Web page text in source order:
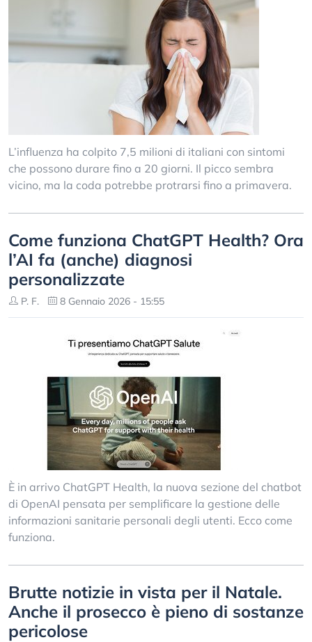
L’influenza ha colpito 7,5 milioni di italiani con sintomi
che possono durare fino a 20 giorni. Il picco sembra
vicino, ma la coda potrebbe protrarsi fino a primavera.
Come funziona ChatGPT Health? Ora
l’AI fa (anche) diagnosi
personalizzate
P. F. 8 Gennaio 2026 - 15:55
È in arrivo ChatGPT Health, la nuova sezione del chatbot
di OpenAI pensata per semplificare la gestione delle
informazioni sanitarie personali degli utenti. Ecco come
funziona.
Brutte notizie in vista per il Natale.
Anche il prosecco è pieno di sostanze
pericolose